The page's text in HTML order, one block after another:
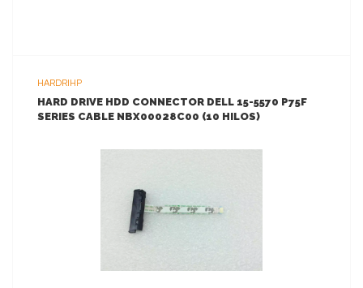
HARDRIHP
HARD DRIVE HDD CONNECTOR DELL 15-5570 P75F
SERIES CABLE NBX00028C00 (10 HILOS)
AGREGAR AL CARRITO